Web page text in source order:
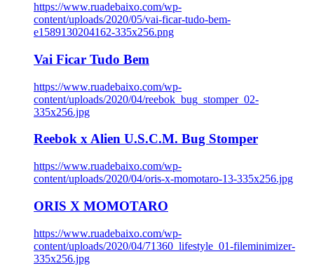
https://www.ruadebaixo.com/wp-
content/uploads/2020/05/vai-ficar-tudo-bem-
e1589130204162-335x256.png
Vai Ficar Tudo Bem
https://www.ruadebaixo.com/wp-
content/uploads/2020/04/reebok_bug_stomper_02-
335x256.jpg
Reebok x Alien U.S.C.M. Bug Stomper
https://www.ruadebaixo.com/wp-
content/uploads/2020/04/oris-x-momotaro-13-335x256.jpg
ORIS X MOMOTARO
https://www.ruadebaixo.com/wp-
content/uploads/2020/04/71360_lifestyle_01-fileminimizer-
335x256.jpg